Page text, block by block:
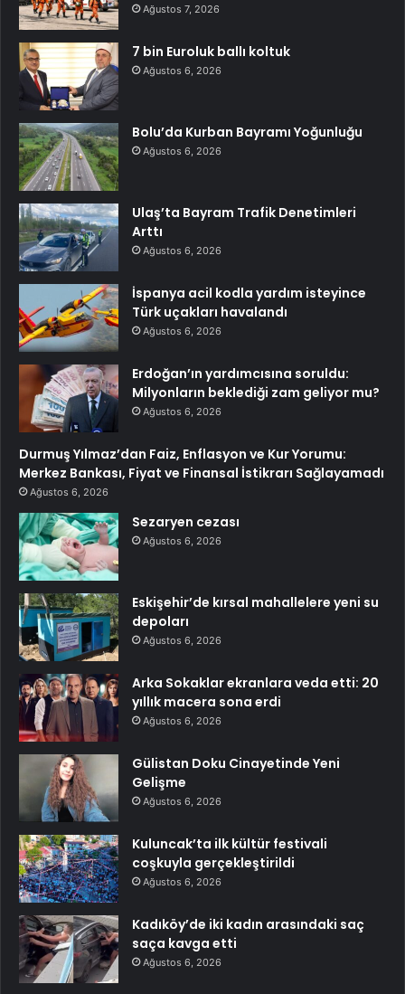
Ağustos 7, 2026
7 bin Euroluk ballı koltuk
Ağustos 6, 2026
Bolu’da Kurban Bayramı Yoğunluğu
Ağustos 6, 2026
Ulaş’ta Bayram Trafik Denetimleri
Arttı
Ağustos 6, 2026
İspanya acil kodla yardım isteyince
Türk uçakları havalandı
Ağustos 6, 2026
Erdoğan’ın yardımcısına soruldu:
Milyonların beklediği zam geliyor mu?
Ağustos 6, 2026
Durmuş Yılmaz’dan Faiz, Enflasyon ve Kur Yorumu:
Merkez Bankası, Fiyat ve Finansal İstikrarı Sağlayamadı
Ağustos 6, 2026
Sezaryen cezası
Ağustos 6, 2026
Eskişehir’de kırsal mahallelere yeni su
depoları
Ağustos 6, 2026
Arka Sokaklar ekranlara veda etti: 20
yıllık macera sona erdi
Ağustos 6, 2026
Gülistan Doku Cinayetinde Yeni
Gelişme
Ağustos 6, 2026
Kuluncak’ta ilk kültür festivali
coşkuyla gerçekleştirildi
Ağustos 6, 2026
Kadıköy’de iki kadın arasındaki saç
saça kavga etti
Ağustos 6, 2026